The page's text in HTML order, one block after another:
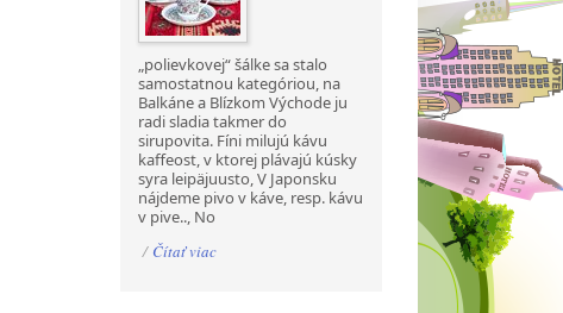
„polievkovej“ šálke sa stalo
samostatnou kategóriou, na
Balkáne a Blízkom Východe ju
radi sladia takmer do
sirupovita. Fíni milujú kávu
kaffeost, v ktorej plávajú kúsky
syra leipäjuusto, V Japonsku
nájdeme pivo v káve, resp. kávu
v pive.., No
/ Čítať viac